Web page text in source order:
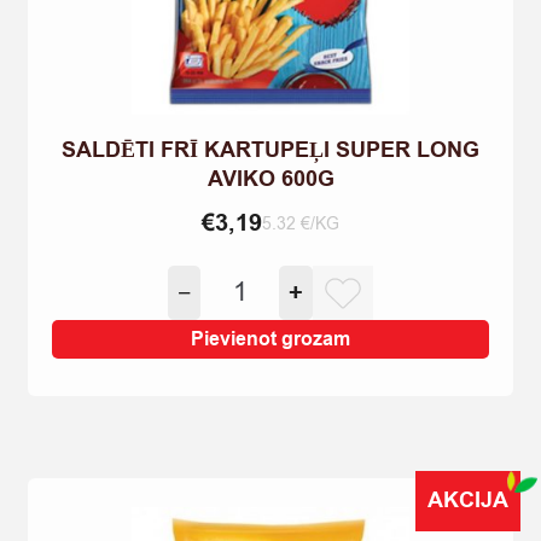
SALDĒTI FRĪ KARTUPEĻI SUPER LONG
AVIKO 600G
€3,195.32 €/KG
−
SALDĒTI
FRĪ
KARTUPEĻI
SUPER
+
Pievienot grozam
AKCIJA